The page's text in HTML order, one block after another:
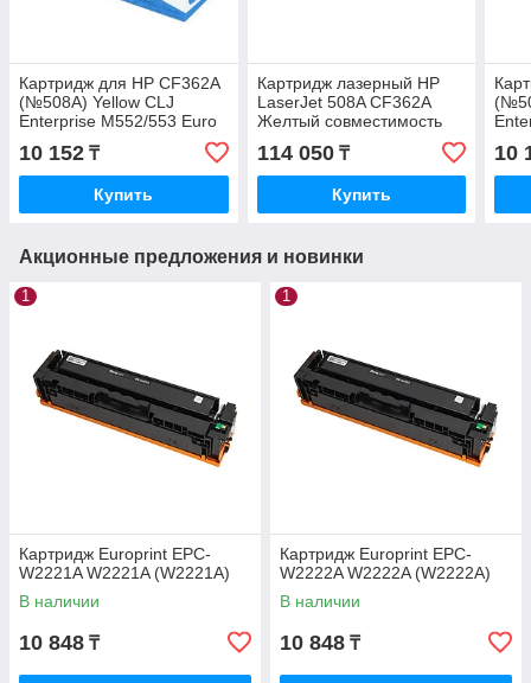
Картридж для HP CF362A
(№508A) Yellow CLJ
Enterprise M552/553 Euro
10 152 ₸
Купить
Картридж лазерный HP
LaserJet 508A CF362A
Желтый совместимость
HP Color LaserJet
Enterprise M552/553/557
114 050₸
Купить
10
Акционные предложения и новинки
1
Картридж Europrint EPC-
W2221A W2221A (W2221A)
В наличии
10 848 ₸
1
Картридж Europrint EPC-
W2222A W2222A (W2222A)
В наличии
10 848 ₸